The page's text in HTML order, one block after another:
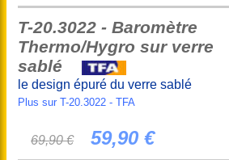
T-20.3022 - Baromètre
Thermo/Hygro sur verre
sablé
le design épuré du verre sablé
Plus sur T-20.3022 - TFA
69,90 € 59,90 €